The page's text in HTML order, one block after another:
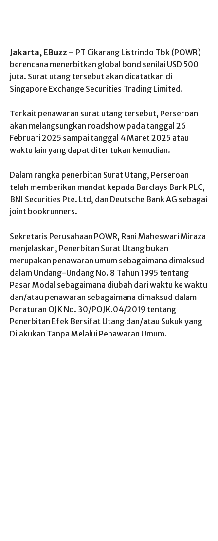
Jakarta, EBuzz – PT Cikarang Listrindo Tbk (POWR)
berencana menerbitkan global bond senilai USD 500
juta. Surat utang tersebut akan dicatatkan di
Singapore Exchange Securities Trading Limited.
Terkait penawaran surat utang tersebut, Perseroan
akan melangsungkan roadshow pada tanggal 26
Februari 2025 sampai tanggal 4 Maret 2025 atau
waktu lain yang dapat ditentukan kemudian.
Dalam rangka penerbitan Surat Utang, Perseroan
telah memberikan mandat kepada Barclays Bank PLC,
BNI Securities Pte. Ltd, dan Deutsche Bank AG sebagai
joint bookrunners.
Sekretaris Perusahaan POWR, Rani Maheswari Miraza
menjelaskan, Penerbitan Surat Utang bukan
merupakan penawaran umum sebagaimana dimaksud
dalam Undang-Undang No. 8 Tahun 1995 tentang
Pasar Modal sebagaimana diubah dari waktu ke waktu
dan/atau penawaran sebagaimana dimaksud dalam
Peraturan OJK No. 30/POJK.04/2019 tentang
Penerbitan Efek Bersifat Utang dan/atau Sukuk yang
Dilakukan Tanpa Melalui Penawaran Umum.